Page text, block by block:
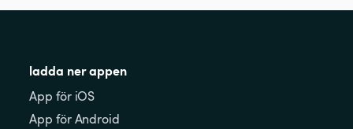
ladda ner appen
App för iOS
App för Android